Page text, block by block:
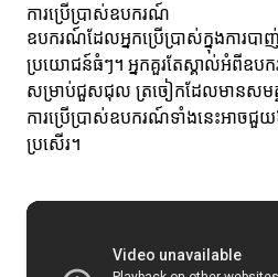
ការប្រើប្រាស់ឧបករណ៍
ឧបករណ៍ដែលអ្នកប្រើប្រាស់ក្នុងការបាញ់
ប្រយោជន៍ធំៗ។ អ្នកគួរតែស្គាល់អំពីឧប
សម្រាប់ជួសជុល ត្រចៀកដែលមានសមត្
ការប្រើប្រាស់ឧបករណ៍ទាំងនេះអាចជួ
ប្រសើរ។